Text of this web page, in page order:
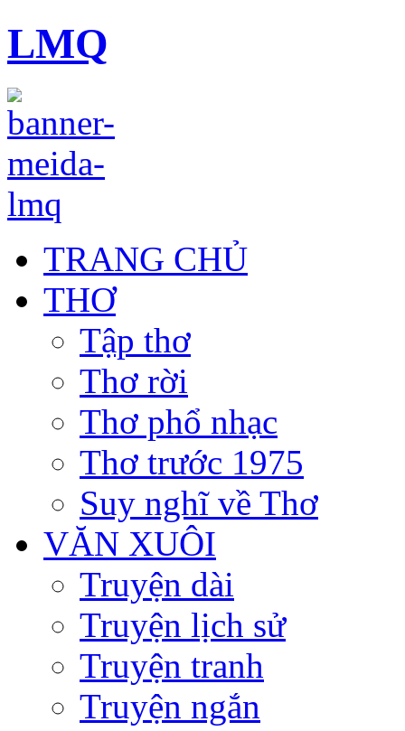
LMQ
TRANG CHỦ
THƠ
Tập thơ
Thơ rời
Thơ phổ nhạc
Thơ trước 1975
Suy nghĩ về Thơ
VĂN XUÔI
Truyện dài
Truyện lịch sử
Truyện tranh
Truyện ngắn